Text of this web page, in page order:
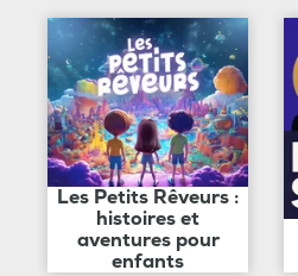
Les Petits Rêveurs :
histoires et
aventures pour
enfants